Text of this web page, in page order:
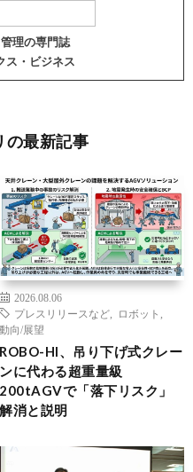
理の専門誌
ス・ビジネス
の最新記事
2026.08.06
プレスリリースなど
ロボット
動向/展望
ROBO-HI、吊り下げ式クレー
ンに代わる超重量級
200tAGVで「落下リスク」
解消と説明